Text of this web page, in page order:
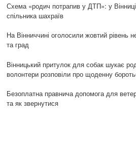
Схема «родич потрапив у ДТП»: у
спільника шахраїв
На Вінниччині оголосили жовтий рівень
та град
Вінницький притулок для собак шукає
волонтери розповіли про щоденну
Безоплатна правнича допомога для
та як звернутися